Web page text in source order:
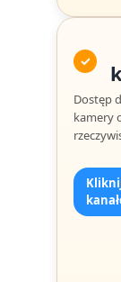
✓
Dostęp
kamery